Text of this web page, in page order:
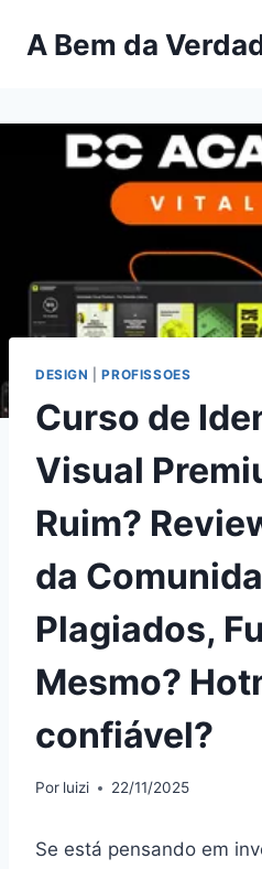
paraA Bem da
DESIGN |PROFISSOES
Curso de
Visual
Ruim?
da
Plagiados,
Mesmo?
confiável?
Por luizi 22/11/2025
Se está pensando em